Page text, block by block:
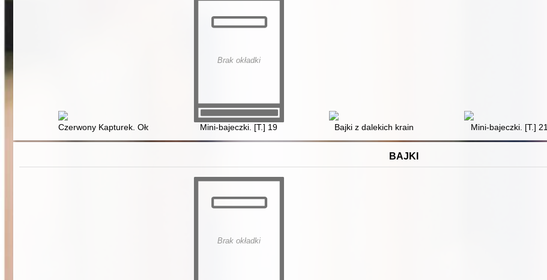
Czerwony Kapturek. Ołowiany żołnierzyk
Brak okładki
Mini-bajeczki. [T.] 19 Bajki z dalekich krain Mini-bajeczki. [T.] 21
BAJKI
Brak okładki